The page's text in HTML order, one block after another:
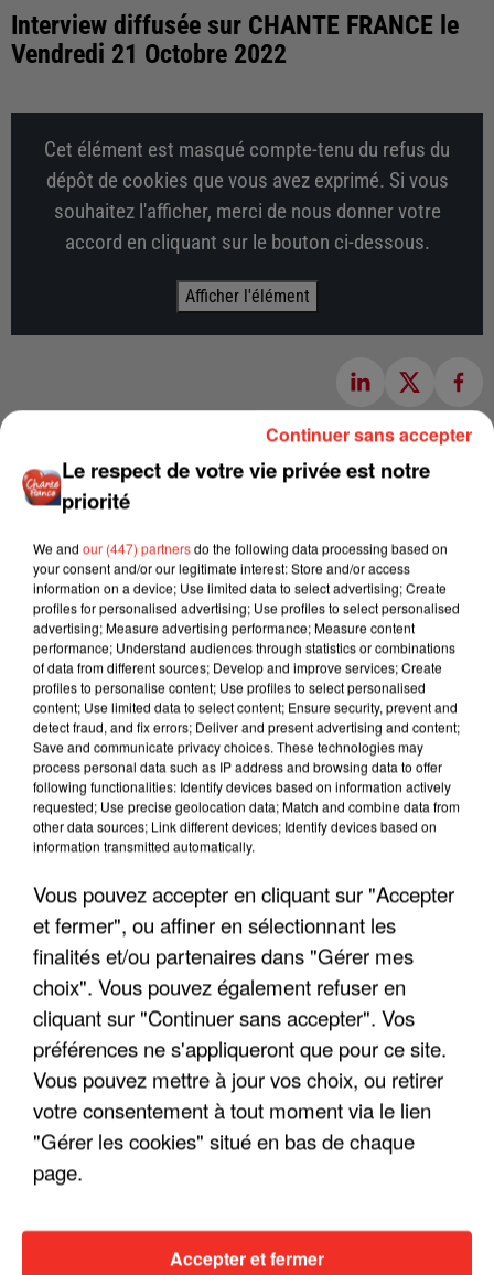
Interview diffusée sur CHANTE FRANCE le
Vendredi 21 Octobre 2022
Cet élément est masqué compte-tenu du refus du
dépôt de cookies que vous avez exprimé. Si vous
souhaitez l'afficher, merci de nous donner votre
accord en cliquant sur le bouton ci-dessous.
Afficher l'élément
19h23
19h23
Le respect de votre vie privée est notre
priorité
We and our (447) partnersdo the following data processing based on
your consent and/or our legitimate interest: Store and/or access
information on a device; Use limited data to select advertising; Create
profiles for personalised advertising; Use profiles to select personalised
advertising; Measure advertising performance; Measure content
performance; Understand audiences through statistics or combinations
of data from different sources; Develop and improve services; Create
profiles to personalise content; Use profiles to select personalised
content; Use limited data to select content; Ensure security, prevent and
detect fraud, and fix errors; Deliver and present advertising and content;
Save and communicate privacy choices. These technologies may
process personal data such as IP address and browsing data to offer
following functionalities: Identify devices based on information actively
requested; Use precise geolocation data; Match and combine data from
other data sources; Link different devices; Identify devices based on
information transmitted automatically.
Vous pouvez accepter en cliquant sur "Accepter
et fermer", ou affiner en sélectionnant les
finalités et/ou partenaires dans "Gérer mes
choix". Vous pouvez également refuser en
cliquant sur "Continuer sans accepter". Vos
préférences ne s'appliqueront que pour ce site.
Vous pouvez mettre à jour vos choix, ou retirer
votre consentement à tout moment via le lien
"Gérer les cookies" situé en bas de chaque
page.
Accepter et fermer
Continuer sans accepter